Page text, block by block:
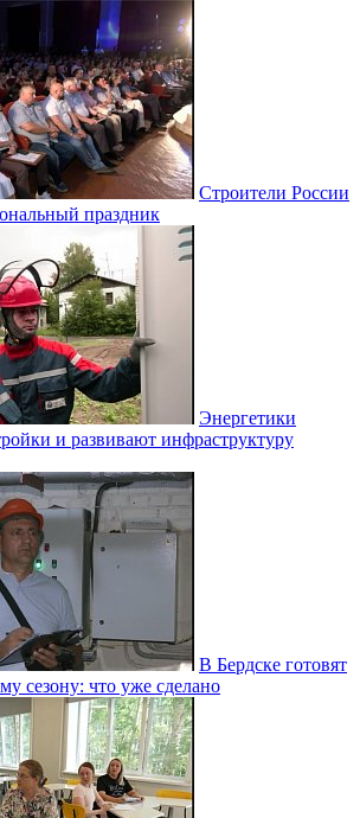
Строители России
праздник
Энергетики
и развивают инфраструктуру
В Бердске готовят
сезону: что уже сделано